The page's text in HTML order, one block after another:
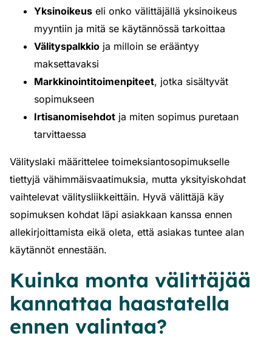
Yksinoikeus eli onko välittäjällä yksinoikeus
myyntiin ja mitä se käytännössä tarkoittaa
Välityspalkkio ja milloin se erääntyy
maksettavaksi
Markkinointitoimenpiteet, jotka sisältyvät
sopimukseen
Irtisanomisehdot ja miten sopimus puretaan
tarvittaessa
Välityslaki määrittelee toimeksiantosopimukselle
tiettyjä vähimmäisvaatimuksia, mutta yksityiskohdat
vaihtelevat välitysliikkeittäin. Hyvä välittäjä käy
sopimuksen kohdat läpi asiakkaan kanssa ennen
allekirjoittamista eikä oleta, että asiakas tuntee alan
käytännöt ennestään.
Kuinka monta välittäjää
kannattaa haastatella
ennen valintaa?